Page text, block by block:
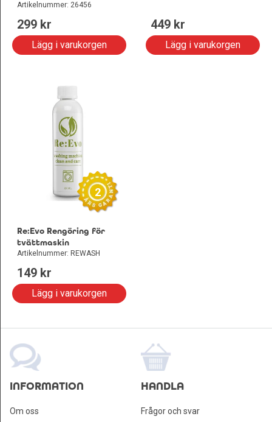
Artikelnummer: 26456
299 kr
Lägg i varukorgen
449 kr
Lägg i varukorgen
2
Re:Evo Rengöring för
tvättmaskin
Artikelnummer: REWASH
149 kr
Lägg i varukorgen
INFORMATION
Om oss
HANDLA
Frågor och svar